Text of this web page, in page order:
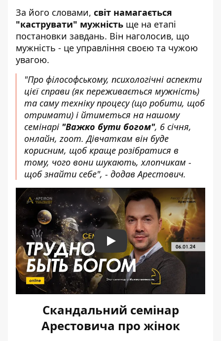
За його словами, світ намагається
"каструвати" мужність ще на етапі
постановки завдань. Він наголосив, що
мужність - це управління своєю та чужою
увагою.
"Про філософському, психологічні аспекти
цієї справи (як переживається мужність)
та саму техніку процесу (що робити, щоб
отримати) і йтиметься на нашому
семінарі "Важко бути богом", 6 січня,
онлайн, zoom. Дівчаткам він буде
корисним, щоб краще розібратися в
тому, чого вони шукають, хлопчикам -
щоб знайти себе", - додав Арестович.
Play
Скандальний семінар
Арестовича про жінок